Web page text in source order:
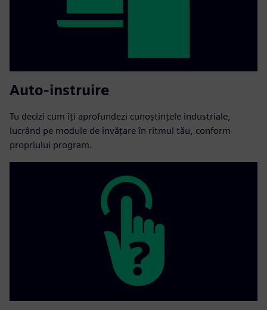
Auto-instruire
Tu decizi cum îți aprofundezi cunoștințele industriale,
lucrând pe module de învățare în ritmul tău, conform
propriului program.